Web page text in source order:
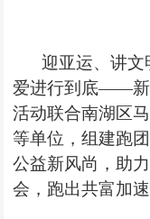
迎亚运、讲文
爱进行到底——
活动联合南湖区
等单位，组建跑
公益新风尚，助
会，跑出共富加速